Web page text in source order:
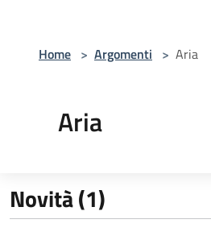
Home > Argomenti > Aria
Aria
Novità (1)